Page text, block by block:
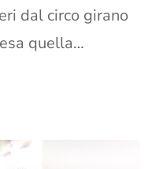
dal circo girano
quella…